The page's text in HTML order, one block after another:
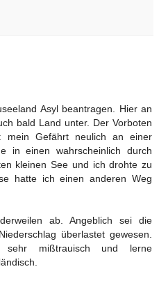
Asyl beantragen. Hier an
bald Land unter. Der Vorboten
mein Gefährt neulich an einer
in einen wahrscheinlich durch
kleinen See und ich drohte zu
hatte ich einen anderen Weg
ab. Angeblich sei die
überlastet gewesen.
mißtrauisch und lerne